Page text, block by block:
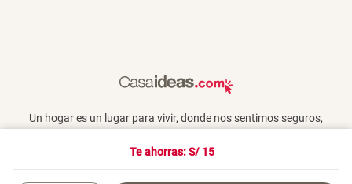
Te ahorras: S/ 15
Un hogar es un lugar para vivir, donde nos sentimos seguros,
encontrarás artículos de diseño, para vivir día a día en un espacio